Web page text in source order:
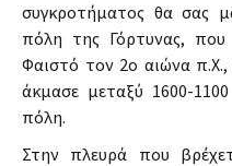
συγκροτήματος θα σας
πόλη της Γόρτυνας, που
Φαιστό τον 2ο αιώνα
άκμασε μεταξύ 1600-
πόλη.
Στην πλευρά που